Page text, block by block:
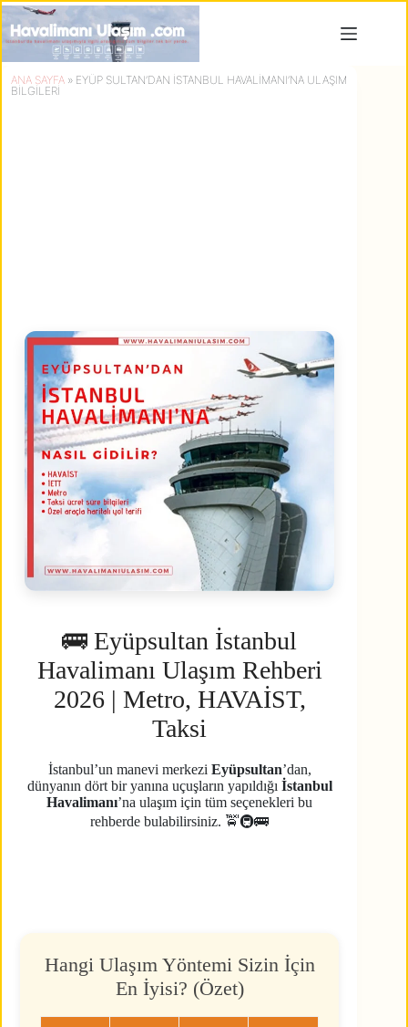
Skip
to
content
ANA SAYFA » EYÜP SULTAN’DAN İSTANBUL HAVALIMANI’NA ULAŞIM
BILGILERI
🚌 Eyüpsultan İstanbul
Havalimanı Ulaşım Rehberi
2026 | Metro, HAVAİST,
Taksi
İstanbul’un manevi merkezi Eyüpsultan’dan,
dünyanın dört bir yanına uçuşların yapıldığı İstanbul
Havalimanı’na ulaşım için tüm seçenekleri bu
rehberde bulabilirsiniz. 🚖🚇🚌
Hangi Ulaşım Yöntemi Sizin İçin
En İyisi? (Özet)